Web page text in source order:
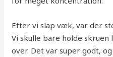
Efter vi slap væk, var der
Vi skulle bare holde skruen
over. Det var super godt,